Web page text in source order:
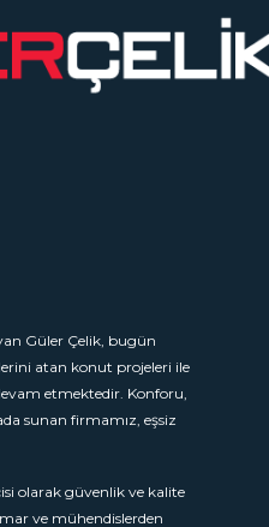
Güler Çelik, bugün
atan konut projeleri ile
etmektedir. Konforu,
sunan firmamız, eşsiz
olarak güvenlik ve kalite
ve mühendislerden